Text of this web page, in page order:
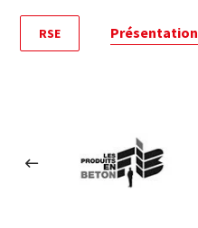
RSE